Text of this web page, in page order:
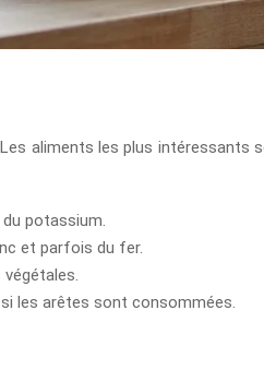
aliments les plus intéressants
potassium.
et parfois du fer.
les arêtes sont consommées.